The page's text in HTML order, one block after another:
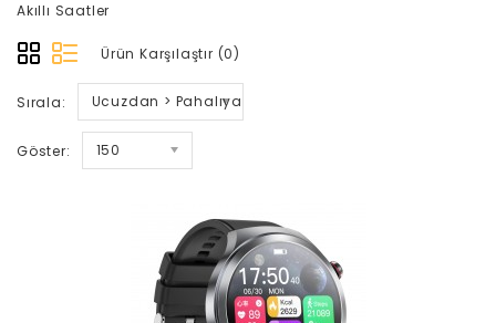
Akıllı Saatler
Ürün Karşılaştır (0)
Sırala: Ucuzdan > Pahalıya
Göster: 150